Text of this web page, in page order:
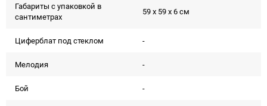
Габариты с упаковкой в
сантиметрах
59 x 59 x 6 см
Циферблат под стеклом -
Мелодия -
Бой -